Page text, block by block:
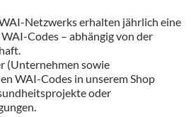
Netzwerks erhalten jährlich eine
Codes – abhängig von der
(Unternehmen sowie
WAI-Codes in unserem Shop
oder